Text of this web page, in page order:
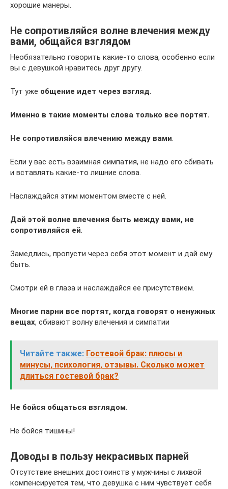
хорошие манеры.
Не сопротивляйся волне влечения между
вами, общайся взглядом
Необязательно говорить какие-то слова, особенно если
вы с девушкой нравитесь друг другу.
Тут уже общение идет через взгляд.
Именно в такие моменты слова только все портят.
Не сопротивляйся влечению между вами.
Если у вас есть взаимная симпатия, не надо его сбивать
и вставлять какие-то лишние слова.
Наслаждайся этим моментом вместе с ней.
Дай этой волне влечения быть между вами, не
сопротивляйся ей.
Замедлись, пропусти через себя этот момент и дай ему
быть.
Смотри ей в глаза и наслаждайся ее присутствием.
Многие парни все портят, когда говорят о ненужных
вещах, сбивают волну влечения и симпатии
Читайте также: Гостевой брак: плюсы и
минусы, психология, отзывы. Сколько может
длиться гостевой брак?
Не бойся общаться взглядом.
Не бойся тишины!
Доводы в пользу некрасивых парней
Отсутствие внешних достоинств у мужчины с лихвой
компенсируется тем, что девушка с ним чувствует себя